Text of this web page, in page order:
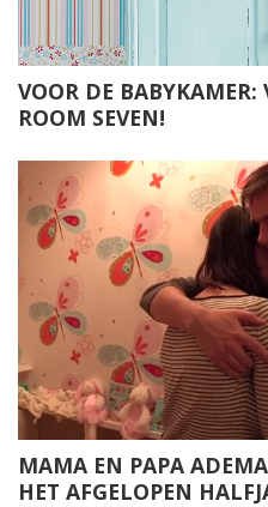
VOOR DE
ROOM SEVEN!
MAMA EN PAPA
HET AFGELOPEN